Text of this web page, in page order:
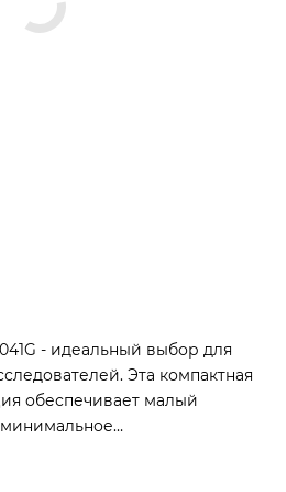
- идеальный выбор для
Эта компактная
обеспечивает малый
делает ее идеальной для